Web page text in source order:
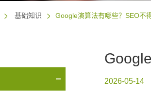
基础知识 Google演算法有哪些？SEO不
2026-05-14